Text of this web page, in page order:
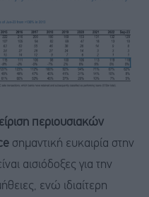
περιουσιακών
σημαντική ευκαιρία στην
αισιόδοξες για την
ενώ ιδιαίτερη